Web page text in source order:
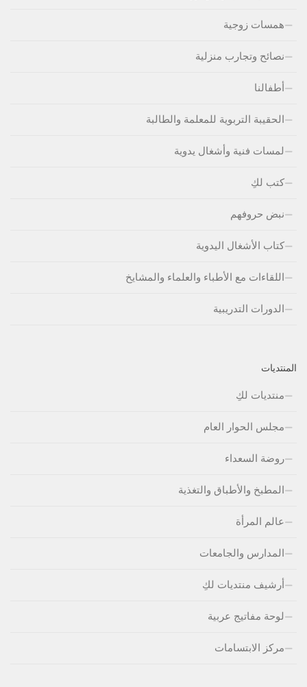
همسات زوجية
نصائح وتجارب منزلية
أطفالنا
الحقيبة التربوية للمعلمة والطالبة
لمسات فنية وأشغال يدوية
كتب لكِ
نبض حروفهم
كتاب الأشغال اليدوية
اللقاءات مع الأطباء والعلماء والمشايخ
الدورات التدريبية
المنتديات
منتديات لكِ
مجلس الحوار العام
روضة السعداء
المطبخ والأطباق والتغذية
عالم المرأة
المدارس والجامعات
أرشيف منتديات لكِ
لوحة مفاتيج عربية
مركز الابتسامات